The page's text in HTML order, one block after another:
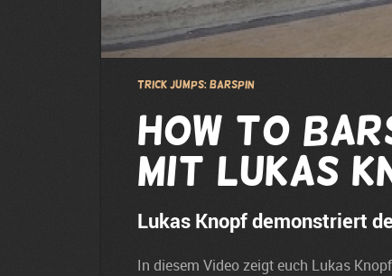
Trick Jumps: Barspin
How to
mit Lukas
Lukas Knopf demonstriert
In diesem Video zeigt euch Lukas